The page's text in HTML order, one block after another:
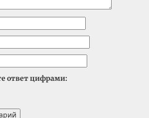
ответ цифрами: